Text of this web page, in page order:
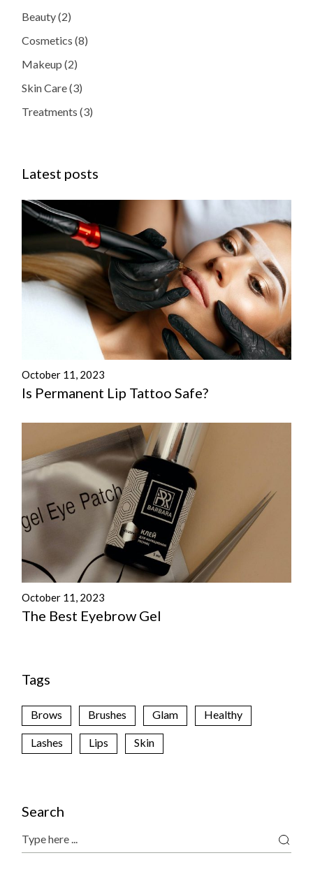
Beauty(2)
Cosmetics (8)
Makeup (2)
Skin Care(3)
Treatments (3)
Latest posts
October 11, 2023
Is Permanent Lip Tattoo Safe?
October 11, 2023
The Best Eyebrow Gel
Tags
Brows Brushes Glam Healthy
Lashes Lips Skin
Search